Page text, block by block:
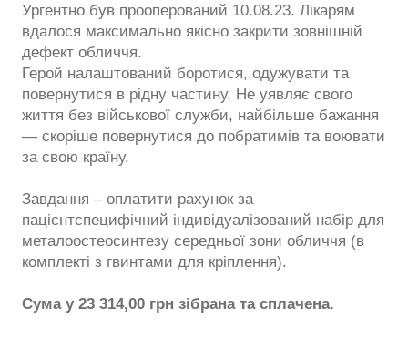
Ургентно був прооперований 10.08.23. Лікарям
вдалося максимально якісно закрити зовнішній
дефект обличчя.
Герой налаштований боротися, одужувати та
повернутися в рідну частину. Не уявляє свого
життя без військової служби, найбільше бажання
— скоріше повернутися до побратимів та воювати
за свою країну.
Завдання – оплатити рахунок за
пацієнтспецифічний індивідуалізований набір для
металоостеосинтезу середньої зони обличчя (в
комплекті з гвинтами для кріплення).
Сума у 23 314,00 грн зібрана та сплачена.